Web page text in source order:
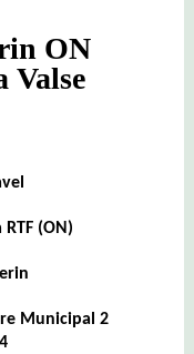
ON
Valse
(ON)
Municipal 2